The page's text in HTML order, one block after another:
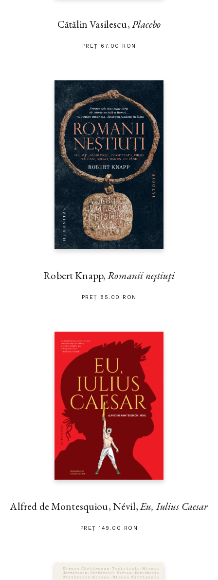
Cătălin Vasilescu,Placebo
PREȚ 67.00 RON
Robert Knapp,Romanii neştiuţi
PREȚ 85.00 RON
Alfred de Montesquiou, Névil,Eu, Iulius Caesar
PREȚ 149.00 RON